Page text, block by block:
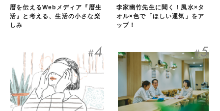
暦を伝えるWebメディア『暦生
活』と考える、生活の小さな楽
しみ
李家幽竹先生に聞く！風水×タ
オル×色で「ほしい運気」をア
ップ！
#4 #5